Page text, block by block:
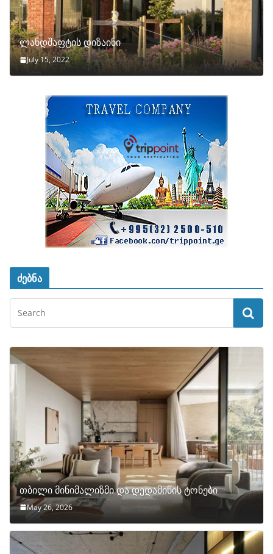
ლანდშაფტის დიზაინი
July 15, 2022
ძებნა
თბილი მინიმალიზმი და დედამიწის ტონები
May 26, 2026